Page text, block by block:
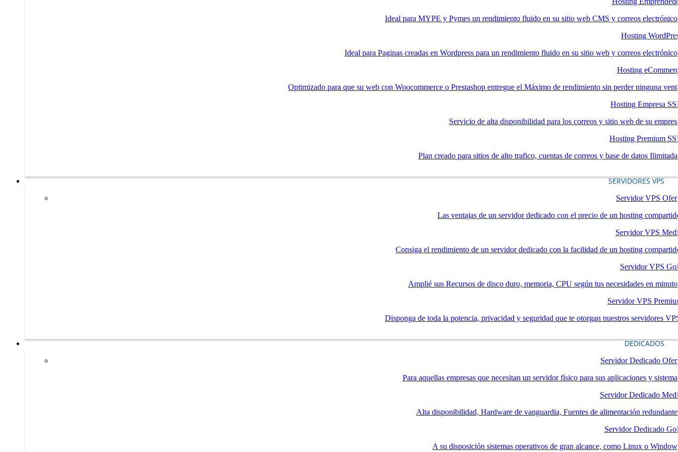
Ideal para MYPE y Pymes un rendimiento fluido en su sitio web CMS y correos
Hosting
Ideal para Paginas creadas en Wordpress para un rendimiento fluido en su sitio web y correos
Hosting
Optimizado para que su web con Woocommerce o Prestashop entregue el Máximo de rendimiento sin perder ninguna
Hosting Empresa
Servicio de alta disponibilidad para los correos y sitio web de su
Hosting Premium
Plan creado para sitios de alto trafico, cuentas de correos y base de datos
SERVIDORES VPS
Servidor VPS
Las ventajas de un servidor dedicado con el precio de un hosting
Servidor VPS
Consiga el rendimiento de un servidor dedicado con la facilidad de un hosting
Servidor VPS
Amplié sus Recursos de disco duro, memoria, CPU según tus necesidades en
Servidor VPS
Disponga de toda la potencia, privacidad y seguridad que te otorgan nuestros servidores
DEDICADOS
Servidor Dedicado
Para aquellas empresas que necesitan un servidor físico para sus aplicaciones y
Servidor Dedicado
Alta disponibilidad, Hardware de vanguardia, Fuentes de alimentación
Servidor Dedicado
A su disposición sistemas operativos de gran alcance, como Linux o